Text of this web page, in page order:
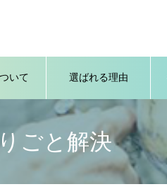
いて 選ばれる理由
ごと解決